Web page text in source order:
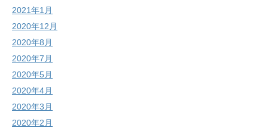
2021年1月
2020年12月
2020年8月
2020年7月
2020年5月
2020年4月
2020年3月
2020年2月